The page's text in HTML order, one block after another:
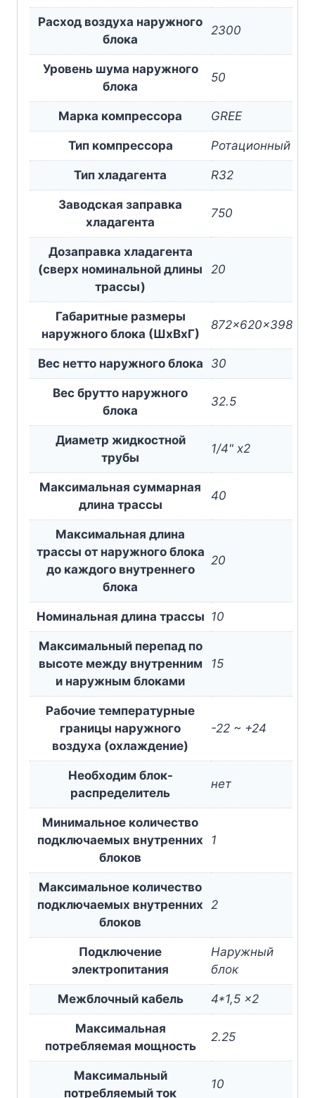
Расход воздуха наружного
блока
2300
Уровень шума наружного
блока
50
Марка компрессора GREE
Тип компрессора Ротационный
Тип хладагента R32
Заводская заправка
хладагента
750
Дозаправка хладагента
(сверх номинальной длины
трассы)
20
Габаритные размеры
наружного блока (ШxВxГ)
872x620x398
Вес нетто наружного блока 30
Вес брутто наружного
блока
32.5
Диаметр жидкостной
трубы
1/4" x2
Максимальная суммарная
длина трассы
40
Максимальная длина
трассы от наружного блока
до каждого внутреннего
блока
20
Номинальная длина трассы 10
Максимальный перепад по
высоте между внутренним
и наружным блоками
15
Рабочие температурные
границы наружного
воздуха (охлаждение)
-22 ~ +24
Необходим блок-
раcпределитель
нет
Минимальное количество
подключаемых внутренних
блоков
1
Максимальное количество
подключаемых внутренних
блоков
2
Подключение
электропитания
Наружный
блок
Межблочный кабель 4*1,5 x2
Максимальная
потребляемая мощность
2.25
Максимальный
потребляемый ток
10